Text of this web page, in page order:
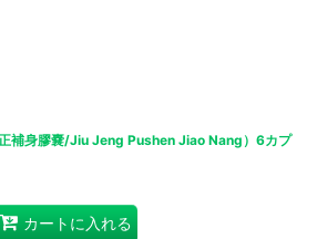
補身膠嚢/Jiu Jeng Pushen Jiao Nang）6カプ
カートに入れる